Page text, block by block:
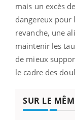
mais un excès
dangereux pour
revanche, une
maintenir les
de mieux
le cadre des
SUR LE